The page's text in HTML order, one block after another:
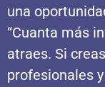
una
“Cuanta más
atraes. Si
profesionales